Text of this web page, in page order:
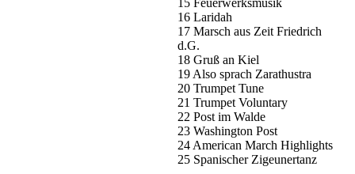
15 Feuerwerksmusik
16 Laridah
17 Marsch aus Zeit Friedrich
d.G.
18 Gruß an Kiel
19 Also sprach Zarathustra
20 Trumpet Tune
21 Trumpet Voluntary
22 Post im Walde
23 Washington Post
24 American March Highlights
25 Spanischer Zigeunertanz